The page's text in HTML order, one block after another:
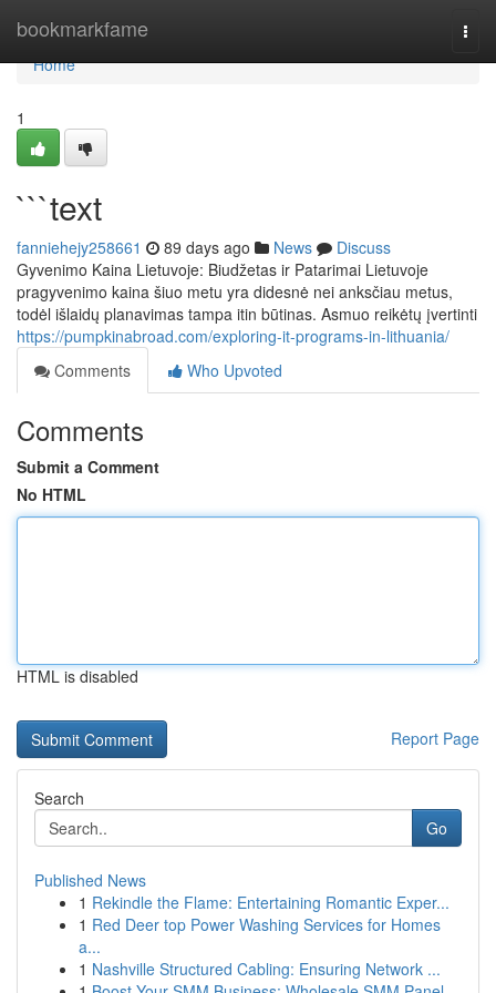
bookmarkfame
Home
Home
1
```text
fanniehejy258661 89 days ago News
Discuss
Gyvenimo Kaina Lietuvoje: Biudžetas ir Patarimai Lietuvoje
pragyvenimo kaina šiuo metu yra didesnė nei anksčiau metus,
todėl išlaidų planavimas tampa itin būtinas. Asmuo reikėtų įvertinti
https://pumpkinabroad.com/exploring-it-programs-in-lithuania/
Comments
Who Upvoted
Comments
Submit a Comment
No HTML
HTML is disabled
Report Page
Search
Go
Published News
1 Rekindle the Flame: Entertaining Romantic Exper...
1 Red Deer top Power Washing Services for Homes
a...
1 Nashville Structured Cabling: Ensuring Network ...